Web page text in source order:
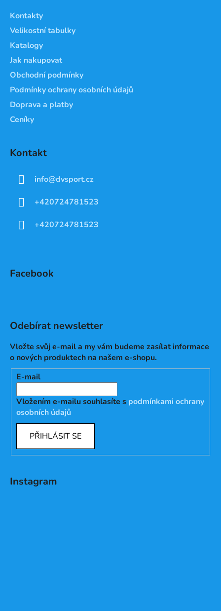
Kontakty
Velikostní tabulky
Katalogy
Jak nakupovat
Obchodní podmínky
Podmínky ochrany osobních údajů
Doprava a platby
Ceníky
Kontakt
info@dvsport.cz
+420724781523
+420724781523
Facebook
Odebírat newsletter
Vložte svůj e-mail a my vám budeme zasílat informace
o nových produktech na našem e-shopu.
E-mail
Vložením e-mailu souhlasíte s podmínkami ochrany
osobních údajů
PŘIHLÁSIT SE
Instagram